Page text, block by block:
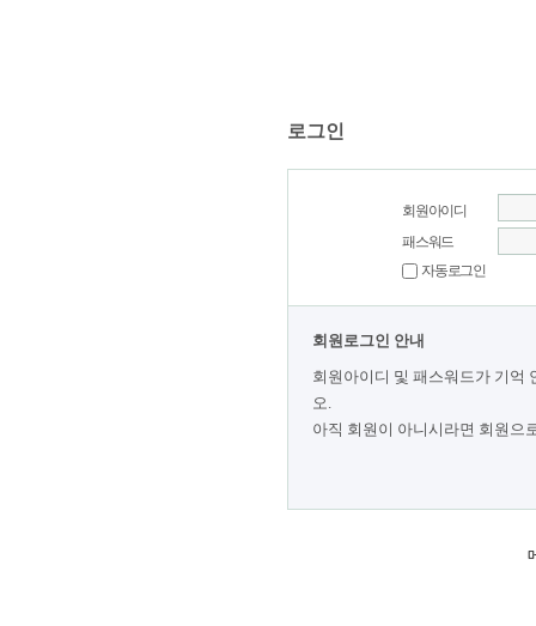
로그인
회원아이디
패스워드
자동로그인
회원로그인 안내
회원아이디 및 패스워드가 기억
오.
아직 회원이 아니시라면 회원으